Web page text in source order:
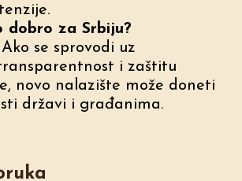
dobro za Srbiju?
se sprovodi uz
i zaštitu
novo nalazište može doneti
državi i građanima.